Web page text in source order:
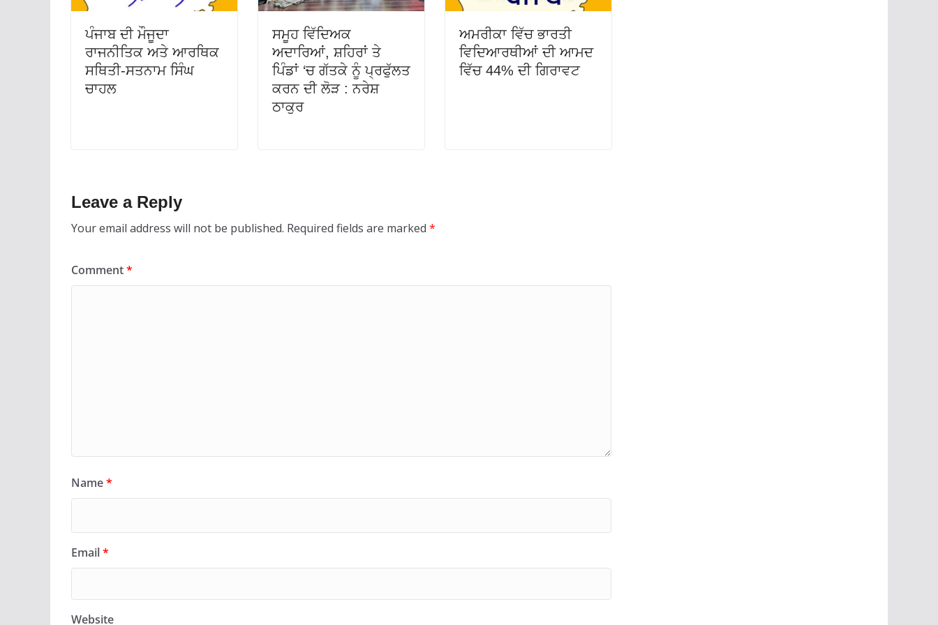
ਪੰਜਾਬ ਦੀ ਮੌਜੂਦਾ
ਰਾਜਨੀਤਿਕ ਅਤੇ ਆਰਥਿਕ
ਸਥਿਤੀ-ਸਤਨਾਮ ਸਿੰਘ
ਚਾਹਲ
ਸਮੂਹ ਵਿੱਦਿਅਕ
ਅਦਾਰਿਆਂ, ਸ਼ਹਿਰਾਂ ਤੇ
ਪਿੰਡਾਂ ‘ਚ ਗੱਤਕੇ ਨੂੰ ਪ੍ਰਫੁੱਲਤ
ਕਰਨ ਦੀ ਲੋੜ : ਨਰੇਸ਼
ਠਾਕੁਰ
ਅਮਰੀਕਾ ਵਿੱਚ ਭਾਰਤੀ
ਵਿਦਿਆਰਥੀਆਂ ਦੀ ਆਮਦ
ਵਿੱਚ 44% ਦੀ ਗਿਰਾਵਟ
Leave a Reply
Your email address will not be published. Required fields are marked *
Comment*
Name*
Email*
Website